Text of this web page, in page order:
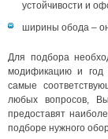
устойчивости и
ширины обода –
Для подбора
модификацию и год
самые
любых вопросов,
предоставят
подборе нужного